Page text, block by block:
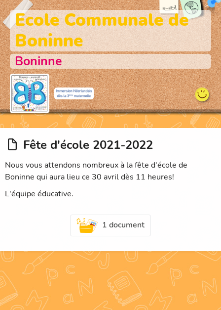
Ecole Communale de
Boninne
Boninne
Fête d'école 2021-2022
Nous vous attendons nombreux à la fête d'école de
Boninne qui aura lieu ce 30 avril dès 11 heures!
L'équipe éducative.
1 document